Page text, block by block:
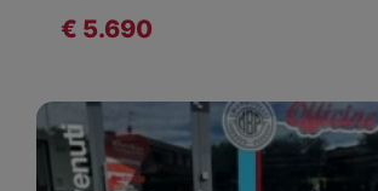
€ 5.690